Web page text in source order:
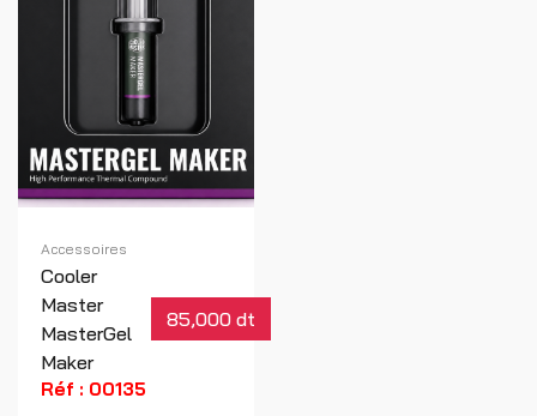
Accessoires
Cooler
Master
MasterGel
Maker
85,000 dt
Réf : 00135